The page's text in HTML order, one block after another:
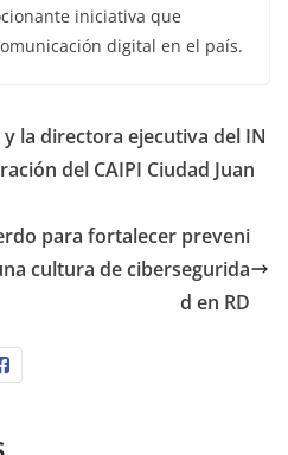
iniciativa que
digital en el país.
la directora ejecutiva del IN
del CAIPI Ciudad Juan
para fortalecer preveni
cultura de cibersegurida
d en RD